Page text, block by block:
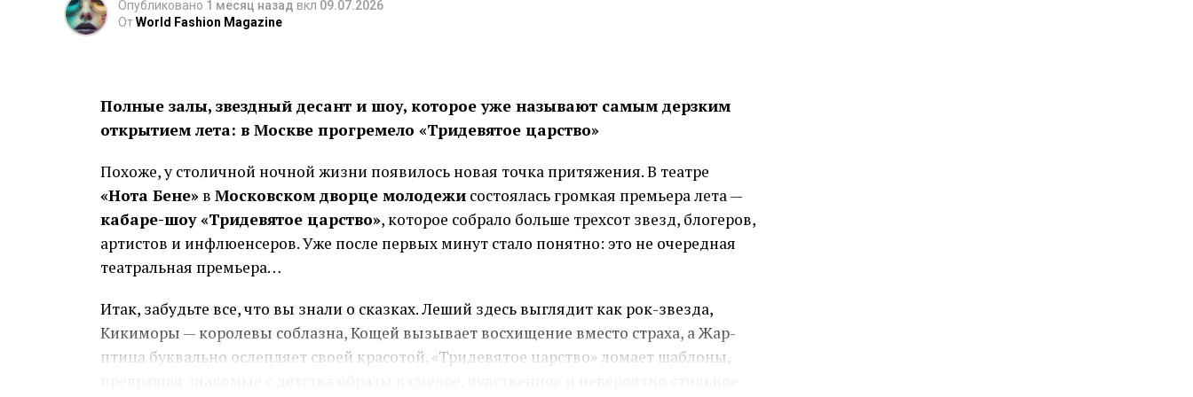
отделяют доступный баланс от обязательств, которые наступят в ближайшие недели.
выручка, тем осторожнее должен быть расчёт.
расходы по условиям продукта, а крупный платёж сужает пространство для манёвра.
Практичнее считать минимальную сумму, которая закрывает задачу без повторного
обращения через несколько дней.
Почему срок связан с целью
Короткую потребность закрывают инструментом с сопоставимым сроком возврата.
Если товар продаётся за несколько недель, долг на годы меняет экономику закупки.
Долгосрочное вложение, наоборот, трудно обслуживать из одного оборота:
Опубликовано 1 месяц назад вкл 09.07.2026
ОтWorld Fashion Magazine
Полные залы, звездный десант и шоу, которое уже называют самым дерзким
открытием лета: в Москве прогремело «Тридевятое царство»
Похоже, у столичной ночной жизни появилось новая точка притяжения. В театре
«Нота Бене» в Московском дворце молодежи состоялась громкая премьера лета —
кабаре-шоу «Тридевятое царство», которое собрало больше трехсот звезд, блогеров,
артистов и инфлюенсеров. Уже после первых минут стало понятно: это не очередная
театральная премьера…
Итак, забудьте все, что вы знали о сказках. Леший здесь выглядит как рок-звезда,
Кикиморы — королевы соблазна, Кощей вызывает восхищение вместо страха, а Жар-
птица буквально ослепляет своей красотой. «Тридевятое царство» ломает шаблоны,